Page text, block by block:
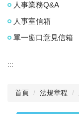
人事業務Q&A
人事室信箱
單一窗口意見信箱
:::
首頁 法規章程